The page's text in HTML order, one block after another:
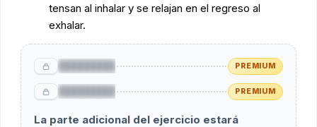
tensan al inhalar y se relajan en el regreso al
exhalar.
PREMIUM
PREMIUM
La parte adicional del ejercicio estará